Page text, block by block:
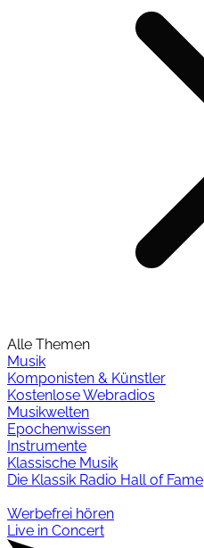
Alle Themen
Musik
Komponisten & Künstler
Kostenlose Webradios
Musikwelten
Epochenwissen
Instrumente
Klassische Musik
Die Klassik Radio Hall of Fame
Werbefrei hören
Live in Concert